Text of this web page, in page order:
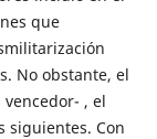
que
No obstante, el
, el
siguientes. Con